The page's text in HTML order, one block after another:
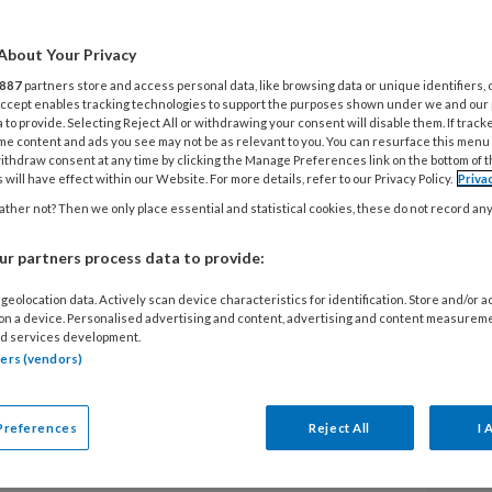
in
noodklok: er moet meer aandacht
in het verpleeghuis. ‘Nu worden
met soms desastreuze
kindje in de verpleeghuiszorg,
zorginstellingen sloten tijdens de
familieleden, maar ook voor noodzakelijke
voetzorg Mischa Nagel: ‘Tot
pedicure niet toegelaten tot
9
Your Privacy
887 partners store and access personal data, like browsing data or unique identifiers,
enables tracking technologies to support the purposes shown under we and
to provide. Selecting Reject All or withdrawing your consent will disable them. If
content and ads you see may not be as relevant to you. You can resurface this
consent at any time by clicking the Manage Preferences link on the bottom of
will have effect within our Website. For more details, refer to our Privacy Policy.
not? Then we only place essential and statistical cookies, these do not record
partners process data to provide:
data. Actively scan device characteristics for identification. Store and/or
a device. Personalised advertising and content, advertising and content
services development.
(vendors)
Reject All I